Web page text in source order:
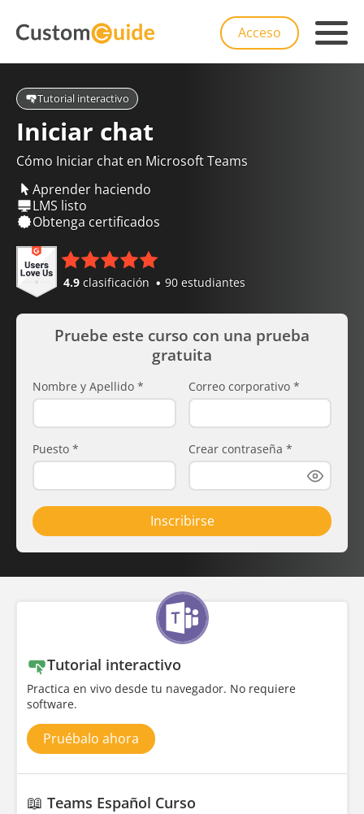
Acceso
Tutorial interactivo
Iniciar chat
Cómo Iniciar chat en Microsoft Teams
Aprender haciendo
LMS listo
Obtenga certificados
4.9 clasificación 90 estudiantes
Pruebe este curso con una prueba
gratuita
Nombre y Apellido * Correo corporativo *
Puesto * Crear contraseña *
Inscribirse
Tutorial interactivo
Practica en vivo desde tu navegador. No requiere
software.
Pruébalo ahora
📖 Teams Español Curso